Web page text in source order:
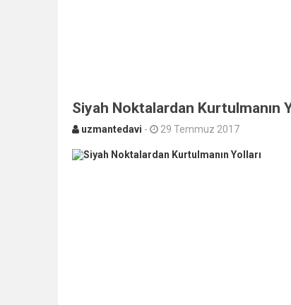
Siyah Noktalardan Kurtulmanın
uzmantedavi - 29 Temmuz 2017